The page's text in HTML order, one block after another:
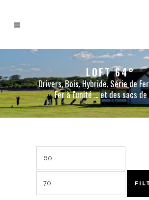
LOFT 64°
Drivers, Bois, Hybride, Série de
Fer à l'unité ... et des sacs